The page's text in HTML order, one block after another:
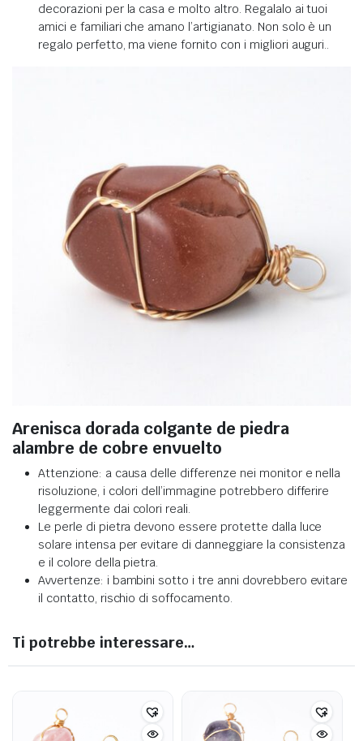
decorazioni per la casa e molto altro. Regalalo ai tuoi
amici e familiari che amano l’artigianato. Non solo è un
regalo perfetto, ma viene fornito con i migliori auguri..
Arenisca dorada colgante de piedra
alambre de cobre envuelto
Attenzione: a causa delle differenze nei monitor e nella
risoluzione, i colori dell’immagine potrebbero differire
leggermente dai colori reali.
Le perle di pietra devono essere protette dalla luce
solare intensa per evitare di danneggiare la consistenza
e il colore della pietra.
Avvertenze: i bambini sotto i tre anni dovrebbero evitare
il contatto, rischio di soffocamento.
Ti potrebbe interessare…